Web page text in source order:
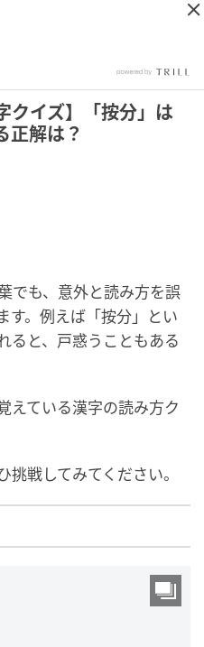
クイズ】「按分」は
正解は？
でも、意外と読み方を誤
す。例えば「按分」とい
ると、戸惑うこともある
えている漢字の読み方ク
戦してみてください。